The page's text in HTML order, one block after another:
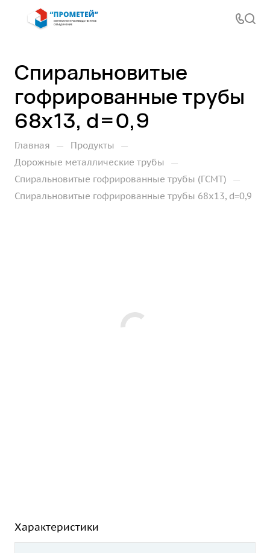
Спиральновитые
гофрированные трубы
68х13, d=0,9
Главная — Продукты —
Дорожные металлические трубы —
Спиральновитые гофрированные трубы (ГСМТ) —
Спиральновитые гофрированные трубы 68х13, d=0,9
Характеристики